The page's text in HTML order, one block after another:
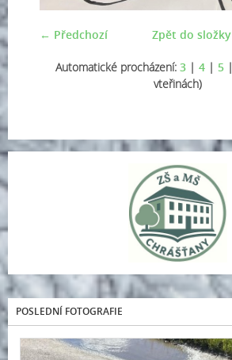
← Předchozí Zpět do složky
Automatické procházení: 3 | 4 | 5 |
vteřinách)
POSLEDNÍ FOTOGRAFIE